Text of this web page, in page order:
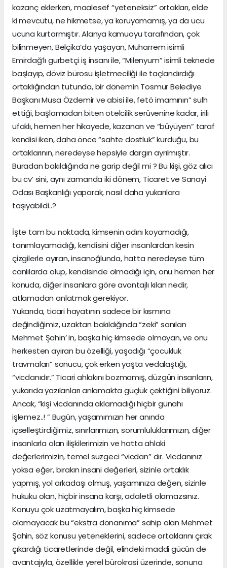
kazanç eklerken, maalesef “yeteneksiz” ortakları, elde
ki mevcutu, ne hikmetse, ya koruyamamış, ya da ucu
ucuna kurtarmıştır. Alanya kamuoyu tarafından, çok
bilinmeyen, Belçika’da yaşayan, Muharrem isimli
Emirdağ’lı gurbetçi iş insanı ile, “Milenyum” isimli teknede
başlayıp, döviz bürosu işletmeciliği ile taçlandırdığı
ortaklığından tutunda, bir dönemin Tosmur Belediye
Başkanı Musa Özdemir ve abisi ile, fetö imamının” sulh
ettiği, başlamadan biten otelcilik serüvenine kadar, irili
ufaklı, hemen her hikayede, kazanan ve “büyüyen” taraf
kendisi iken, daha önce “sahte dostluk” kurduğu, bu
ortaklarının, neredeyse hepsiyle dargın ayrılmıştır.
Buradan bakıldığında ne garip değil mi ? Bu kişi, göz alıcı
bu cv’ sini, aynı zamanda iki dönem, Ticaret ve Sanayi
Odası Başkanlığı yaparak, nasıl daha yukarılara
taşıyabildi..?
İşte tam bu noktada, kimsenin adını koyamadığı,
tanımlayamadığı, kendisini diğer insanlardan kesin
çizgilerle ayıran, insanoğlunda, hatta neredeyse tüm
canlılarda olup, kendisinde olmadığı için, onu hemen her
konuda, diğer insanlara göre avantajlı kılan nedir,
atlamadan anlatmak gerekiyor.
Yukarıda, ticari hayatının sadece bir kısmına
değindiğimiz, uzaktan bakıldığında “zeki” sanılan
Mehmet Şahin’ in, başka hiç kimsede olmayan, ve onu
herkesten ayıran bu özelliği, yaşadığı “çocukluk
travmaları” sonucu, çok erken yaşta vedalaştığı,
“vicdanıdır.” Ticari ahlakını bozmamış, düzgün insanların,
yukarıda yazılanları anlamakta güçlük çektiğini biliyoruz.
Ancak, “kişi vicdanında aklamadığı hiçbir günahı
işlemez..! ” Bugün, yaşamımızın her anında
içselleştirdiğimiz, sınırlarımızın, sorumluluklarımızın, diğer
insanlarla olan ilişkilerimizin ve hatta ahlaki
değerlerimizin, temel süzgeci “vicdan” dır. Vicdanınız
yoksa eğer, bırakın insani değerleri, sizinle ortaklık
yapmış, yol arkadaşı olmuş, yaşamınıza değen, sizinle
hukuku olan, hiçbir insana karşı, adaletli olamazsınız.
Konuyu çok uzatmayalım, başka hiç kimsede
olamayacak bu “ekstra donanıma” sahip olan Mehmet
Şahin, söz konusu yeteneklerini, sadece ortaklarını çırak
çıkardığı ticaretlerinde değil, elindeki maddi gücün de
avantajıyla, özellikle yerel bürokrasi üzerinde, sonuna